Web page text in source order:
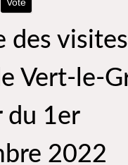
des
Vert-le-
du 1er
2022